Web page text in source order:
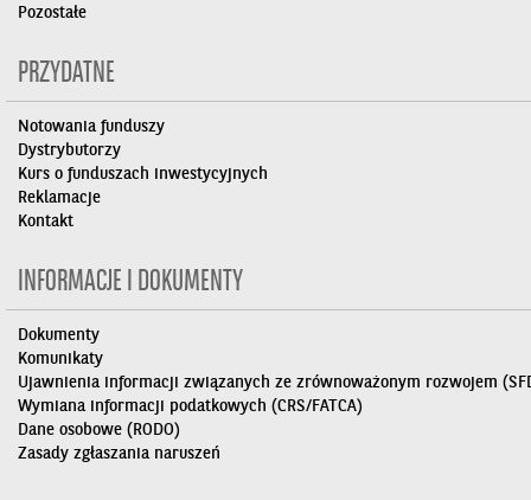
Pozostałe
PRZYDATNE
Notowania funduszy
Dystrybutorzy
Kurs o funduszach inwestycyjnych
Reklamacje
Kontakt
INFORMACJE I DOKUMENTY
Dokumenty
Komunikaty
Ujawnienia informacji związanych ze zrównoważonym rozwojem
Wymiana informacji podatkowych (CRS/FATCA)
Dane osobowe (RODO)
Zasady zgłaszania naruszeń